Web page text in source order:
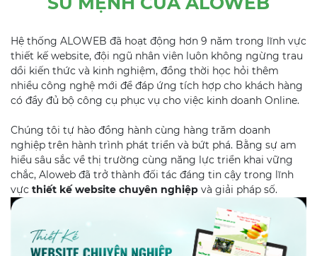
Hệ thống ALOWEB đã hoạt động hơn 9 năm trong lĩnh vực
thiết kế website, đội ngũ nhân viên luôn không ngừng trau
dồi kiến thức và kinh nghiệm, đồng thời học hỏi thêm
nhiều công nghệ mới để đáp ứng tích hợp cho khách hàng
có đầy đủ bộ công cụ phục vụ cho việc kinh doanh Online.
Chúng tôi tự hào đồng hành cùng hàng trăm doanh
nghiệp trên hành trình phát triển và bứt phá. Bằng sự am
hiểu sâu sắc về thị trường cùng năng lực triển khai vững
chắc, Aloweb đã trở thành đối tác đáng tin cậy trong lĩnh
vực thiết kế website chuyên nghiệp và giải pháp số.